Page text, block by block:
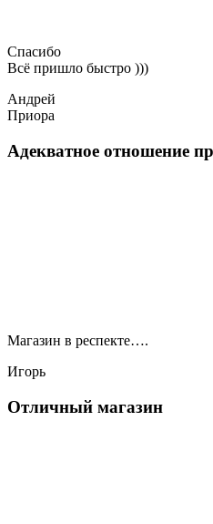
Спасибо
Всё пришло быстро )))
Андрей
Приора
Адекватное отношение
Магазин в респекте….
Игорь
Отличный магазин